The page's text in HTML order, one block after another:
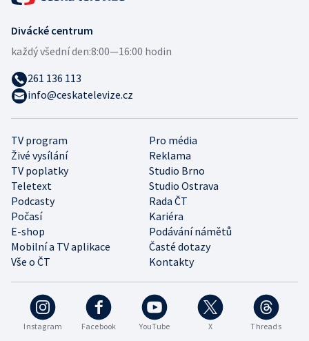
Instagram Facebook YouTube X Threads
TV program
Pro média
Živé vysílání
Reklama
TV poplatky
Studio Brno
Teletext
Studio Ostrava
Podcasty
Rada ČT
Počasí
Kariéra
E-shop
Podávání námětů
Mobilní a TV aplikace
Časté dotazy
Vše o ČT
Kontakty
Divácké centrum
každý všední den:8:00—16:00 hodin
261 136 113
info@ceskatelevize.cz